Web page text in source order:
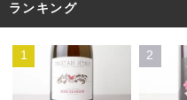
ランキング
1 2